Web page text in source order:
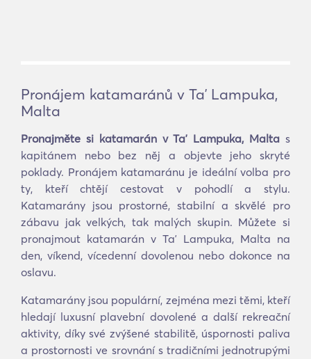
Pronájem katamaránů v Taʼ Lampuka,
Malta
Pronajměte si katamarán v Taʼ Lampuka, Malta s
kapitánem nebo bez něj a objevte jeho skryté
poklady. Pronájem katamaránu je ideální volba pro
ty, kteří chtějí cestovat v pohodlí a stylu.
Katamarány jsou prostorné, stabilní a skvělé pro
zábavu jak velkých, tak malých skupin. Můžete si
pronajmout katamarán v Taʼ Lampuka, Malta na
den, víkend, vícedenní dovolenou nebo dokonce na
oslavu.
Katamarány jsou populární, zejména mezi těmi, kteří
hledají luxusní plavební dovolené a další rekreační
aktivity, díky své zvýšené stabilitě, úspornosti paliva
a prostornosti ve srovnání s tradičními jednotrupými